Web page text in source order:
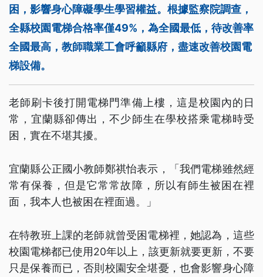
困，影響身心障礙學生學習權益。根據監察院調查，
全縣校園電梯合格率僅49%，為全國最低，待改善率
全國最高，教師職業工會呼籲縣府，盡速改善校園電
梯設備。
老師刷卡後打開電梯門準備上樓，這是校園內的日
常，宜蘭縣卻傳出，不少師生在學校搭乘電梯時受
困，實在不堪其擾。
宜蘭縣公正國小教師鄭祺怡表示，「我們電梯雖然經
常有保養，但是它常常故障，所以有師生被困在裡
面，我本人也被困在裡面過。」
在特教班上課的老師就曾受困電梯裡，她認為，這些
校園電梯都已使用20年以上，該更新就要更新，不要
只是保養而已，否則校園安全堪憂，也會影響身心障